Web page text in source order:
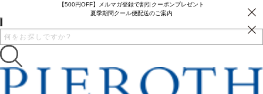
【500円OFF】メルマガ登録で割引クーポンプレゼント
夏季期間クール便配送のご案内